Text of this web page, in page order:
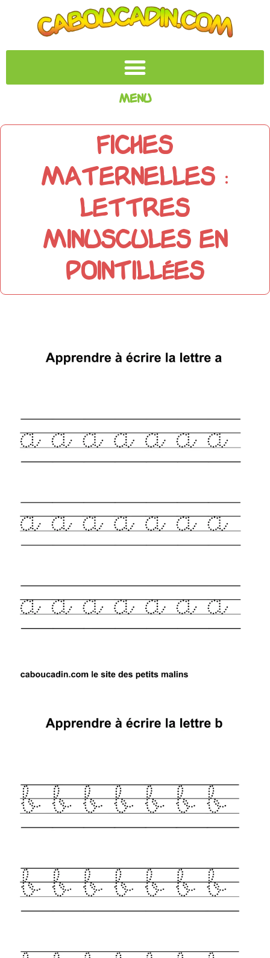
Menu
Fiches
maternelles :
lettres
minuscules en
pointillées